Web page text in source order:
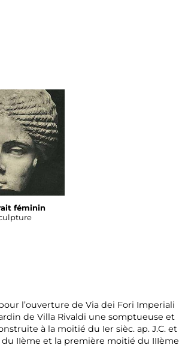
féminin
l’ouverture de Via dei Fori Imperiali
de Villa Rivaldi une somptueuse et
à la moitié du Ier sièc. ap. J.C. et
IIème et la première moitié du IIIème